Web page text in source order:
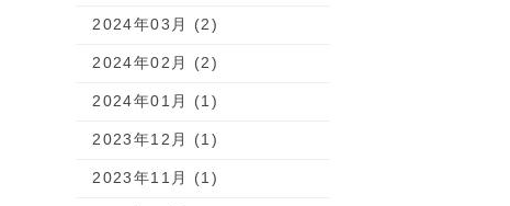
2024年03月 (2)
2024年02月 (2)
2024年01月 (1)
2023年12月 (1)
2023年11月 (1)